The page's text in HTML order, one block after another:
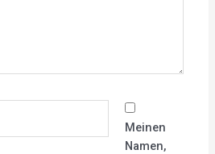
Meinen
Namen,